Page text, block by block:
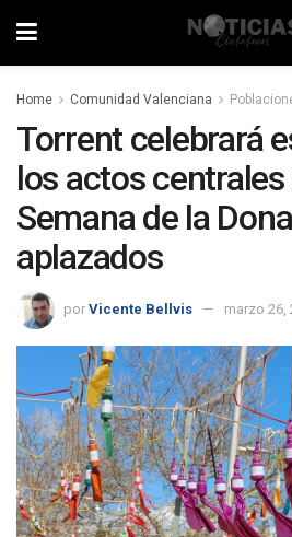
Home Comunidad Valenciana
Torrent celebrará
los actos centrales
Semana de la
aplazados
por Vicente Bellvis marzo 26,